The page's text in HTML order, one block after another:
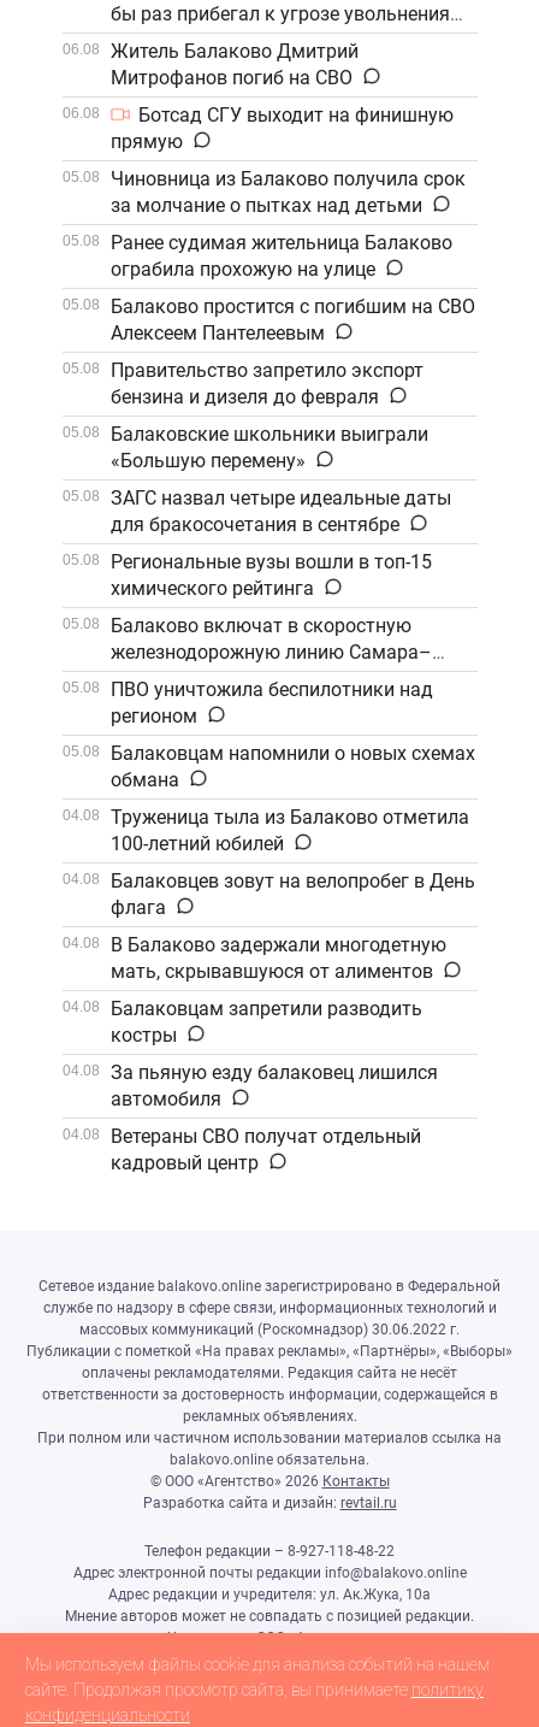
бы раз прибегал к угрозе увольнения
06.08
Житель Балаково Дмитрий
Митрофанов погиб на СВО
06.08
Ботсад СГУ выходит на финишную
прямую
05.08
Чиновница из Балаково получила срок
за молчание о пытках над детьми
05.08
Ранее судимая жительница Балаково
ограбила прохожую на улице
05.08
Балаково простится с погибшим на СВО
Алексеем Пантелеевым
05.08
Правительство запретило экспорт
бензина и дизеля до февраля
05.08
Балаковские школьники выиграли
«Большую перемену»
05.08
ЗАГС назвал четыре идеальные даты
для бракосочетания в сентябре
05.08
Региональные вузы вошли в топ-15
химического рейтинга
05.08
Балаково включат в скоростную
железнодорожную линию Самара–
Саратов
05.08
ПВО уничтожила беспилотники над
регионом
05.08
Балаковцам напомнили о новых схемах
обмана
04.08
Труженица тыла из Балаково отметила
100-летний юбилей
04.08
Балаковцев зовут на велопробег в День
флага
04.08
В Балаково задержали многодетную
мать, скрывавшуюся от алиментов
04.08
Балаковцам запретили разводить
костры
04.08
За пьяную езду балаковец лишился
автомобиля
04.08
Ветераны СВО получат отдельный
кадровый центр
Сетевое издание balakovo.online зарегистрировано в Федеральной
службе по надзору в сфере связи, информационных технологий и
массовых коммуникаций (Роскомнадзор) 30.06.2022 г.
Публикации с пометкой «На правах рекламы», «Партнёры», «Выборы»
оплачены рекламодателями. Редакция сайта не несёт
ответственности за достоверность информации, содержащейся в
рекламных объявлениях.
При полном или частичном использовании материалов ссылка на
balakovo.online обязательна.
© ООО «Агентство» 2026 Контакты
Разработка сайта и дизайн: revtail.ru
Телефон редакции – 8-927-118-48-22
Адрес электронной почты редакции info@balakovo.online
Адрес редакции и учредителя: ул. Ак.Жука, 10а
Мнение авторов может не совпадать с позицией редакции.
Учредитель: ООО «Агентство»
Гл.редактор Ивлиева Н.Н.
Настоящий ресурс может содержать материалы 18+
Мы используем файлы cookie для анализа событий на нашем
сайте. Продолжая просмотр сайта, вы принимаете политику
конфиденциальности